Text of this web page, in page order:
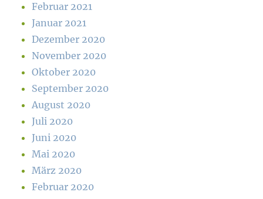
Februar 2021
Januar 2021
Dezember 2020
November 2020
Oktober 2020
September 2020
August 2020
Juli 2020
Juni 2020
Mai 2020
März 2020
Februar 2020